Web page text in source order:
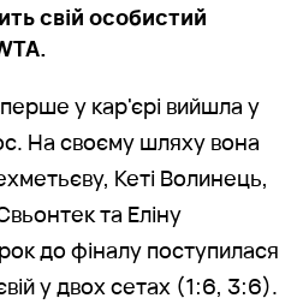
свій особистий
у кар'єрі вийшла у
На своєму шляху вона
Кеті Волинець,
та Еліну
до фіналу поступилася
у двох сетах (1:6, 3:6).